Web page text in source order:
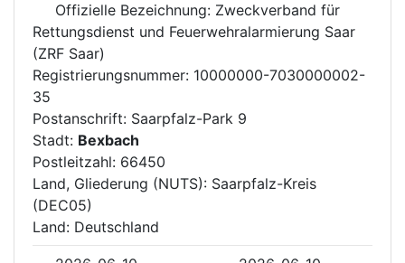
Offizielle Bezeichnung: Zweckverband für
Rettungsdienst und Feuerwehralarmierung Saar
(ZRF Saar)
Registrierungsnummer: 10000000-7030000002-
35
Postanschrift: Saarpfalz-Park 9
Stadt: Bexbach
Postleitzahl: 66450
Land, Gliederung (NUTS): Saarpfalz-Kreis
(DEC05)
Land: Deutschland